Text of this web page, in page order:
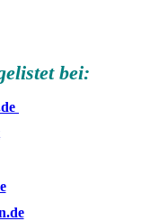
bei: